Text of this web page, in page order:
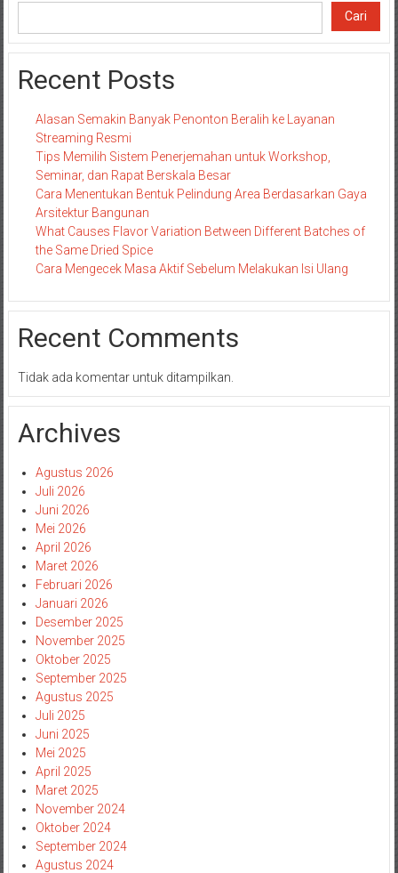
Cari
Recent Posts
Alasan Semakin Banyak Penonton Beralih ke Layanan
Streaming Resmi
Tips Memilih Sistem Penerjemahan untuk Workshop,
Seminar, dan Rapat Berskala Besar
Cara Menentukan Bentuk Pelindung Area Berdasarkan Gaya
Arsitektur Bangunan
What Causes Flavor Variation Between Different Batches of
the Same Dried Spice
Cara Mengecek Masa Aktif Sebelum Melakukan Isi Ulang
Recent Comments
Tidak ada komentar untuk ditampilkan.
Archives
Agustus 2026
Juli 2026
Juni 2026
Mei 2026
April 2026
Maret 2026
Februari 2026
Januari 2026
Desember 2025
November 2025
Oktober 2025
September 2025
Agustus 2025
Juli 2025
Juni 2025
Mei 2025
April 2025
Maret 2025
November 2024
Oktober 2024
September 2024
Agustus 2024